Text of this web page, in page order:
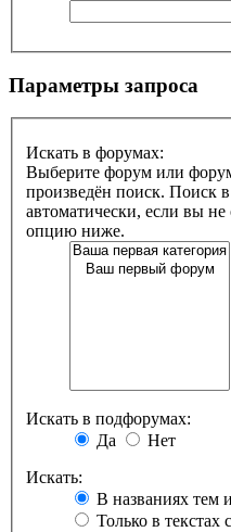
Параметры запроса
Искать в форумах:
Выберите форум или
произведён поиск. Поиск
автоматически, если вы
опцию ниже.
Искать в подфорумах:
Да
Нет
Искать:
В названиях тем
Только в текстах